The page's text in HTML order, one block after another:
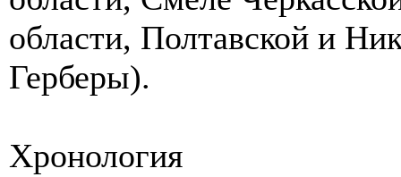
области, Полтавской и
Герберы).
Хронология